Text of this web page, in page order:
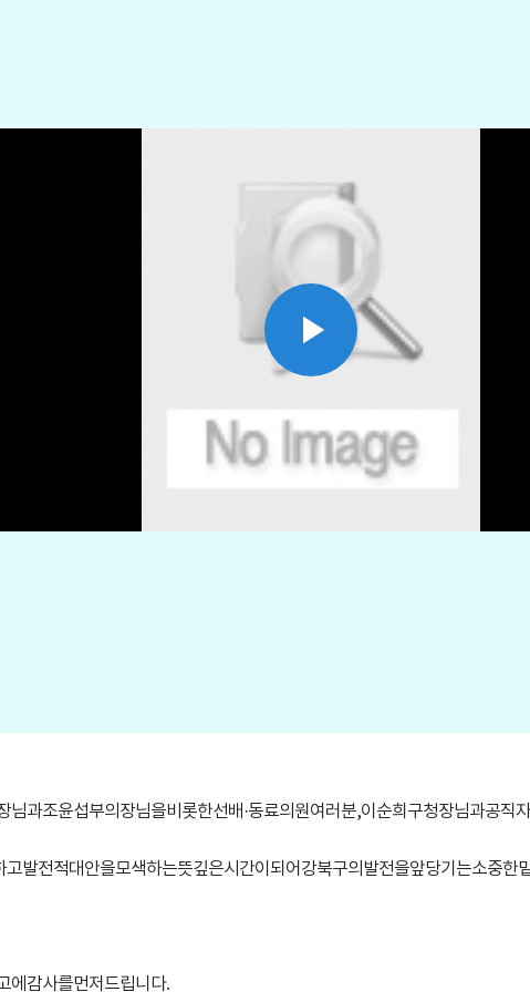
Play
Video
과조윤섭부의장님을비롯한선배·동료의원여러분,이순희구청장님과공직
발전적대안을모색하는뜻깊은시간이되어강북구의발전을앞당기는소중
에감사를먼저드립니다.